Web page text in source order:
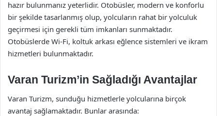
hazır bulunmanız yeterlidir. Otobüsler, modern ve konforlu
bir şekilde tasarlanmış olup, yolcuların rahat bir yolculuk
geçirmesi için gerekli tüm imkanları sunmaktadır.
Otobüslerde Wi-Fi, koltuk arkası eğlence sistemleri ve ikram
hizmetleri bulunmaktadır.
Varan Turizm’in Sağladığı Avantajlar
Varan Turizm, sunduğu hizmetlerle yolcularına birçok
avantaj sağlamaktadır. Bunlar arasında: